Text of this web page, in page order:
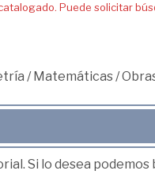
Puede solicitar
/Matemáticas/
Si lo desea